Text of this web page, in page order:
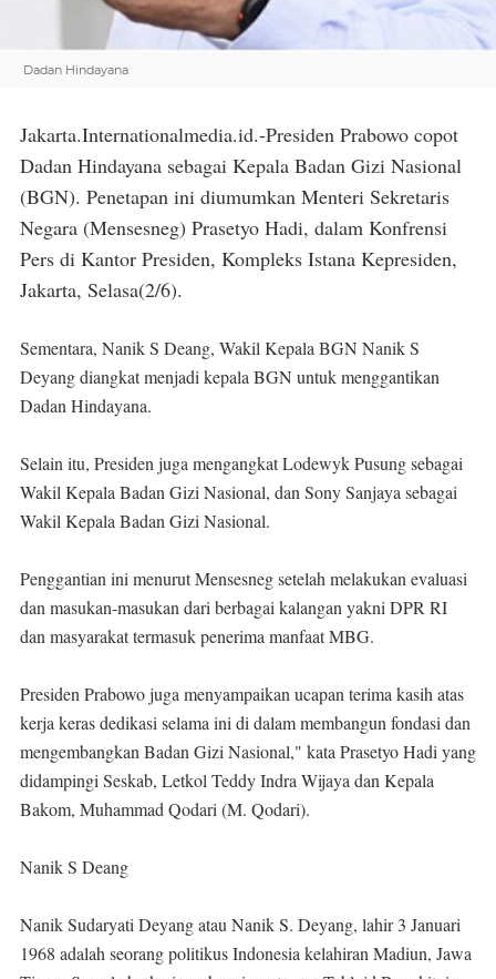
Dadan Hindayana
Jakarta.Internationalmedia.id.-Presiden Prabowo copot
Dadan Hindayana sebagai Kepala Badan Gizi Nasional
(BGN). Penetapan ini diumumkan Menteri Sekretaris
Negara (Mensesneg) Prasetyo Hadi, dalam Konfrensi
Pers di Kantor Presiden, Kompleks Istana Kepresiden,
Jakarta, Selasa(2/6).
Sementara, Nanik S Deang, Wakil Kepala BGN Nanik S
Deyang diangkat menjadi kepala BGN untuk menggantikan
Dadan Hindayana.
Selain itu, Presiden juga mengangkat Lodewyk Pusung sebagai
Wakil Kepala Badan Gizi Nasional, dan Sony Sanjaya sebagai
Wakil Kepala Badan Gizi Nasional.
Penggantian ini menurut Mensesneg setelah melakukan evaluasi
dan masukan-masukan dari berbagai kalangan yakni DPR RI
dan masyarakat termasuk penerima manfaat MBG.
Presiden Prabowo juga menyampaikan ucapan terima kasih atas
kerja keras dedikasi selama ini di dalam membangun fondasi dan
mengembangkan Badan Gizi Nasional," kata Prasetyo Hadi yang
didampingi Seskab, Letkol Teddy Indra Wijaya dan Kepala
Bakom, Muhammad Qodari (M. Qodari).
Nanik S Deang
Nanik Sudaryati Deyang atau Nanik S. Deyang, lahir 3 Januari
1968 adalah seorang politikus Indonesia kelahiran Madiun, Jawa